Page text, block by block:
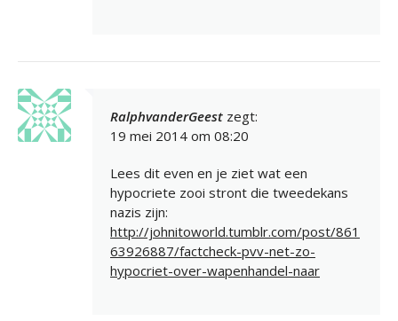
RalphvanderGeest zegt:
19 mei 2014 om 08:20
Lees dit even en je ziet wat een
hypocriete zooi stront die tweedekans
nazis zijn:
http://johnitoworld.tumblr.com/post/861
63926887/factcheck-pvv-net-zo-
hypocriet-over-wapenhandel-naar